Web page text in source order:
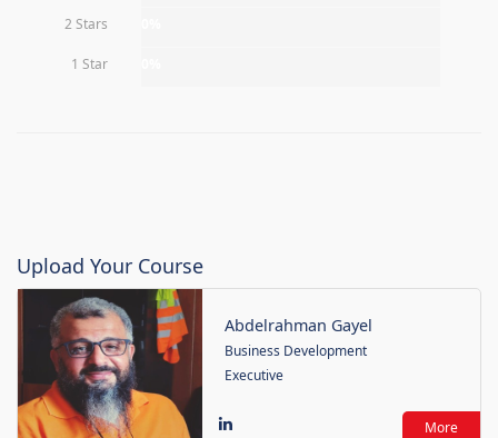
2 Stars
1 Star
Upload Your Course
Abdelrahman Gayel
Business Development
Executive
More